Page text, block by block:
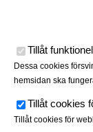
Tillåt
Dessa cookies
hemsidan ska
Tillåt cookies
Tillåt cookies för